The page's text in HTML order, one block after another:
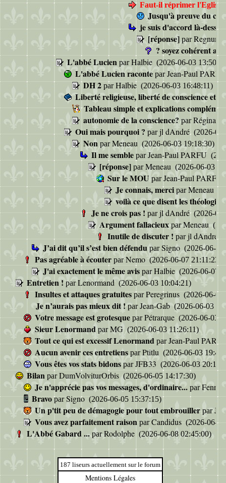
Faut-il réprimer l'Eglise
Jusqu'à preuve du
je suis d'accord là-
[réponse] parRegnum
? soyez cohérent
L'abbé Lucien parHalbie (2026-06-03
L'abbé Lucien raconte parJean-Paul
DH 2 parHalbie (2026-06-03 16:48:11)
Liberté religieuse, liberté de conscience et
Tableau simple et explications
autonomie de la conscience? parRéginald
Oui mais pourquoi ? parjl dAndré (2026-
Non parMeneau (2026-06-03 19:18:30)
Il me semble parJean-Paul PARFU
[réponse] parMeneau (2026-06-03
Sur le MOU parJean-Paul PARFU
Je connais, merci parMeneau
voilà ce que disent les
Je ne crois pas ! par jl dAndré (2026-
Argument fallacieuxparMeneau
Inutile de discuter ! parjl dAndré
J’ai dit qu’il s’est bien défendu parSigno (2026-06-03
Pas agréable à écouter parNemo (2026-06-07 21:11:23)
J'ai exactement le même avis parHalbie(2026-06-07
Entretien ! parLenormand (2026-06-03 10:04:21)
Insultes et attaques gratuites parPeregrinus (2026-06-03
Je n’aurais pas mieux dit ! parJean-Gab (2026-06-03
Votre message est grotesque parPétrarque (2026-06-03
Sieur Lenormand parMG (2026-06-03 11:26:11)
Tout ce qui est excessif Lenormand parJean-Paul
Aucun avenir ces entretiens parPtitlu (2026-06-03
Vous êtes vos stats bidons parJFB33 (2026-06-03
Bilan parDumVolviturOrbis (2026-06-05 14:17:30)
Je n'apprécie pas vos messages, d'ordinaire... par
BravoparSigno (2026-06-05 15:37:15)
Un p'tit peu de démagogie pour tout embrouiller par
Vous avez parfaitement raison parCandidus (2026-06-
L'Abbé Gabard ... parRodolphe (2026-06-08 02:45:00)
187 liseurs actuellement sur le forum
Mentions Légales